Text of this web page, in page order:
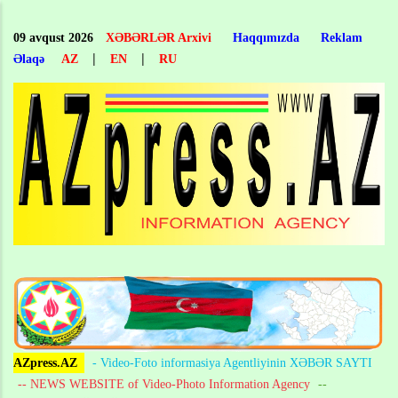
main
content
09 avqust 2026 XƏBƏRLƏR Arxivi Haqqımızda
Reklam
Əlaqə
AZ | EN | RU
AZpress.AZ
- Video-Foto informasiya Agentliyinin XƏBƏR SAYTI
-- NEWS WEBSITE of Video-Photo Information Agency --